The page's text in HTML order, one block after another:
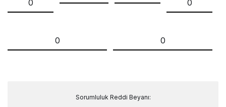
0 0
0 0
Sorumluluk Reddi Beyanı: